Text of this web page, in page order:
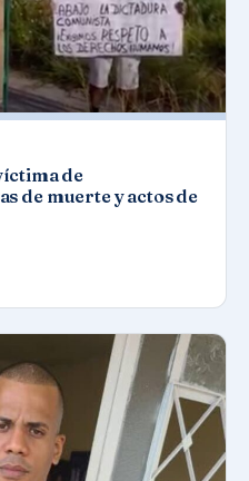
de
de muerte y actos de